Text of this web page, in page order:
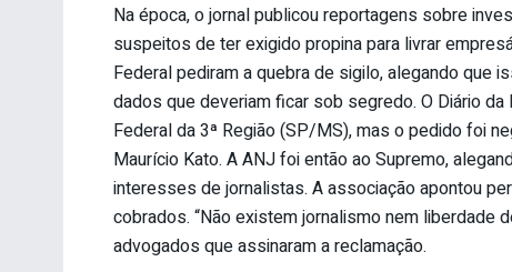
Na época, o jornal publicou reportagens sobre
suspeitos de ter exigido propina para livrar
Federal pediram a quebra de sigilo, alegando que
dados que deveriam ficar sob segredo. O Diário
Federal da 3ª Região (SP/MS), mas o pedido foi
Maurício Kato. A ANJ foi então ao Supremo,
interesses de jornalistas. A associação apontou
cobrados. “Não existem jornalismo nem liberdade
advogados que assinaram a reclamação.